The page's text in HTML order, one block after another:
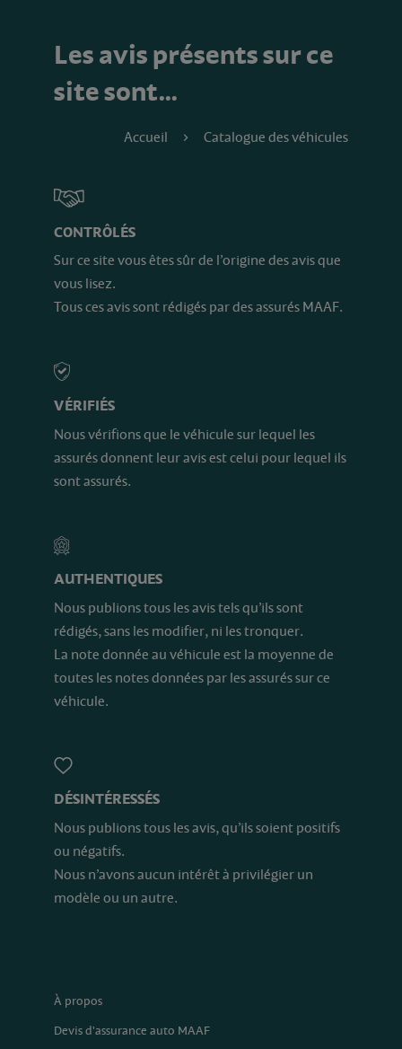
Les avis présents sur ce
site sont…
Accueil Catalogue des véhicules
CONTRÔLÉS
Sur ce site vous êtes sûr de l’origine des avis que
vous lisez.
Tous ces avis sont rédigés par des assurés MAAF.
VÉRIFIÉS
Nous vérifions que le véhicule sur lequel les
assurés donnent leur avis est celui pour lequel ils
sont assurés.
AUTHENTIQUES
Nous publions tous les avis tels qu’ils sont
rédigés, sans les modifier, ni les tronquer.
La note donnée au véhicule est la moyenne de
toutes les notes données par les assurés sur ce
véhicule.
DÉSINTÉRESSÉS
Nous publions tous les avis, qu’ils soient positifs
ou négatifs.
Nous n’avons aucun intérêt à privilégier un
modèle ou un autre.
À propos
Devis d'assurance auto MAAF